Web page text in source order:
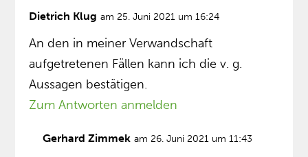
Dietrich Klug am 25. Juni 2021 um 16:24
An den in meiner Verwandschaft
aufgetretenen Fällen kann ich die v. g.
Aussagen bestätigen.
Zum Antworten anmelden
Gerhard Zimmek am 26. Juni 2021 um 11:43